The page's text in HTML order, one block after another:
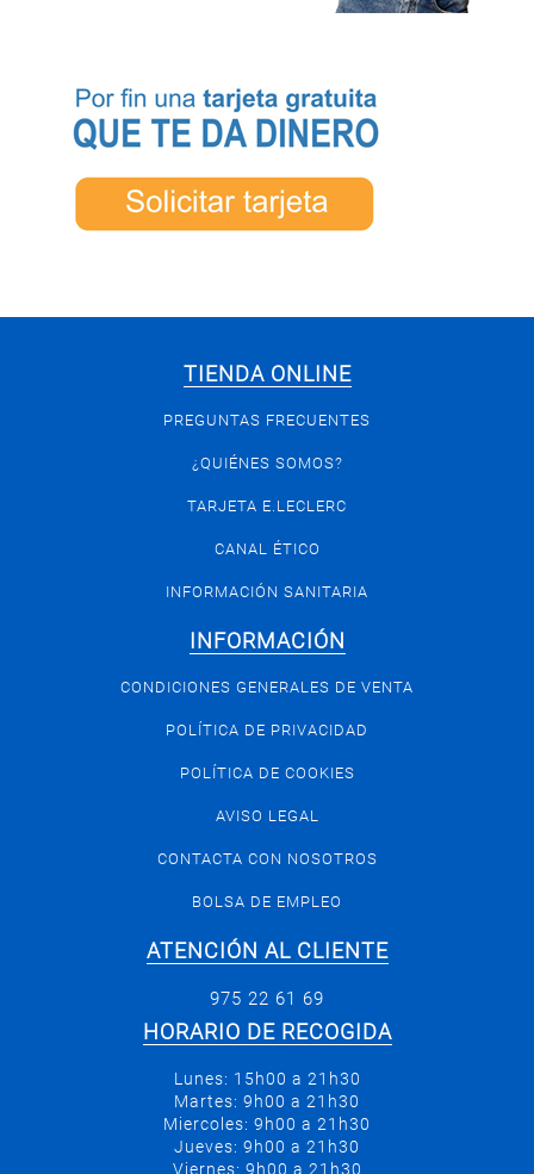
TIENDA ONLINE
PREGUNTAS FRECUENTES
¿QUIÉNES SOMOS?
TARJETA E.LECLERC
CANAL ÉTICO
INFORMACIÓN SANITARIA
INFORMACIÓN
CONDICIONES GENERALES DE VENTA
POLÍTICA DE PRIVACIDAD
POLÍTICA DE COOKIES
AVISO LEGAL
CONTACTA CON NOSOTROS
BOLSA DE EMPLEO
ATENCIÓN AL CLIENTE
975 22 61 69
HORARIO DE RECOGIDA
Lunes: 15h00 a 21h30
Martes: 9h00 a 21h30
Miercoles: 9h00 a 21h30
Jueves: 9h00 a 21h30
Viernes: 9h00 a 21h30